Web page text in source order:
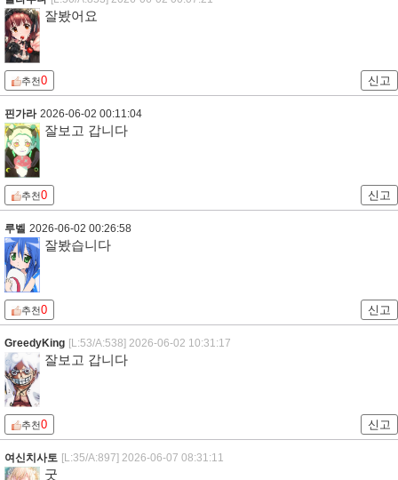
잘봤어요
추천0 신고
핀가라 2026-06-02 00:11:04
잘보고 갑니다
추천0 신고
루벨 2026-06-02 00:26:58
잘봤습니다
추천0 신고
GreedyKing [L:53/A:538] 2026-06-02 10:31:17
잘보고 갑니다
추천0 신고
여신치사토 [L:35/A:897] 2026-06-07 08:31:11
굿